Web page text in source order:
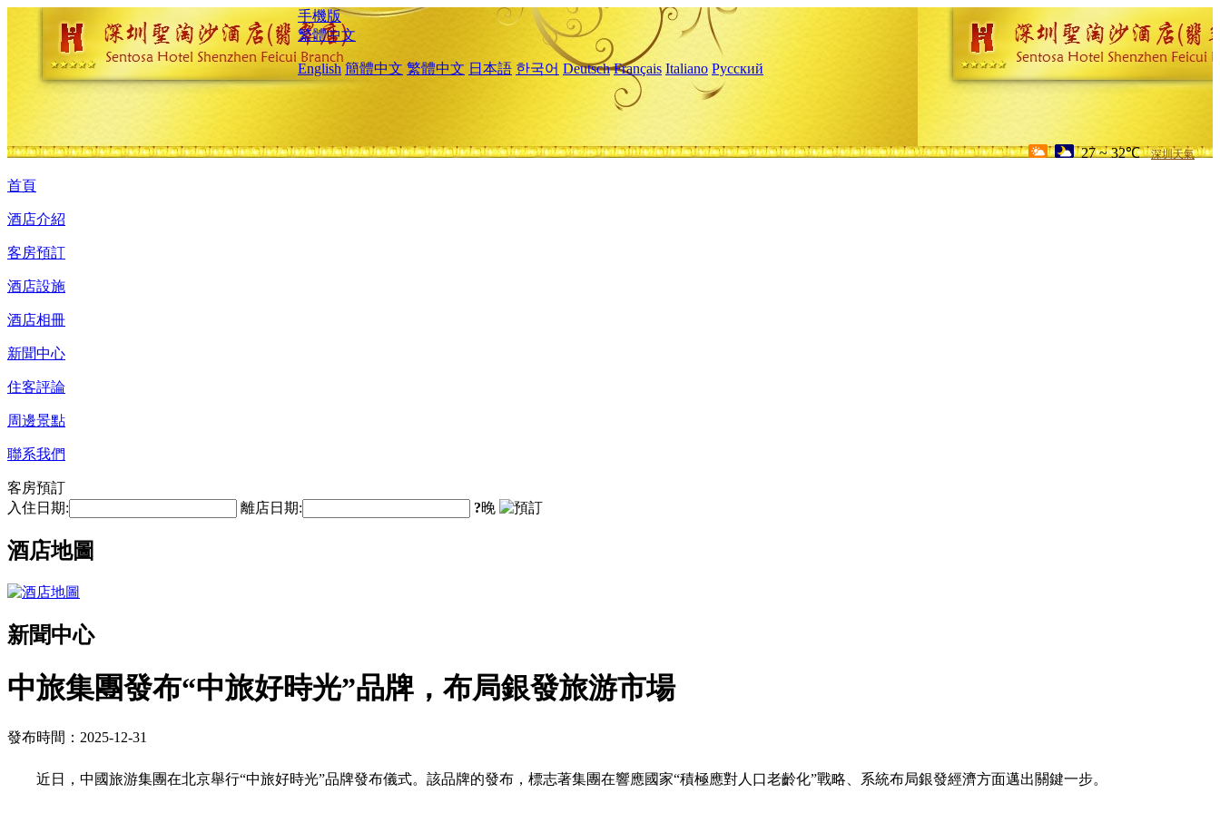
手機版
繁體中文
English 簡體中文 繁體中文 日本語 한국어 Deutsch Français Italiano Русский
27 ~ 32℃ 深圳天氣
首頁
酒店介紹
客房預訂
酒店設施
酒店相冊
新聞中心
住客評論
周邊景點
聯系我們
客房預訂
入住日期:
離店日期: ?晚
酒店地圖
新聞中心
中旅集團發布“中旅好時光”品牌，布局銀發旅游市場
發布時間：2025-12-31
近日，中國旅游集團在北京舉行“中旅好時光”品牌發布儀式。該品牌的發布，標志著集團在響應國家“積極應對人口老齡化”戰略、系統布局銀發經濟方面邁出關鍵一步。